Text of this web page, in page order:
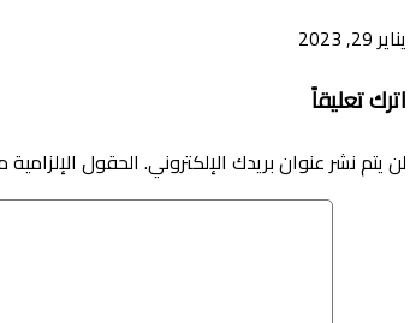
يناير 29, 2023
اترك تعليقاً
لن يتم نشر عنوان بريدك الإلكتروني. الحقول الإلزامية